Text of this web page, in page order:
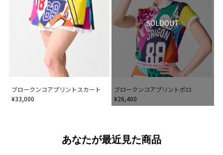
ブロークンコアプリントスカート
¥33,000
SOLDOUT
ブロークンコアプリントポロ
¥26,400
あなたが最近見た商品